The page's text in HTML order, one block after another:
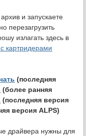
и запускаете
перезагрузить
излагать здесь в
картридерами
(последняя
(более ранняя
(последняя версия
версия ALPS)
драйвера нужны для